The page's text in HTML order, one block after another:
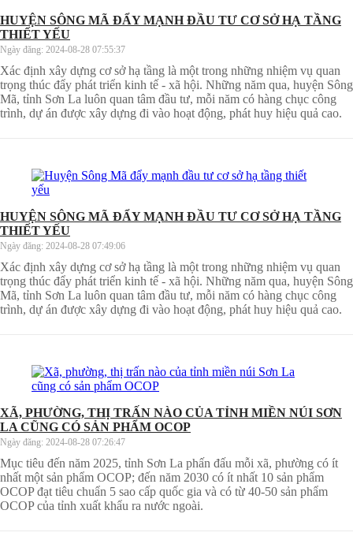
HUYỆN SÔNG MÃ ĐẨY MẠNH ĐẦU TƯ CƠ SỞ HẠ TẦNG
THIẾT YẾU
Ngày đăng: 2024-08-28 07:55:37
Xác định xây dựng cơ sở hạ tầng là một trong những nhiệm vụ quan
trọng thúc đẩy phát triển kinh tế - xã hội. Những năm qua, huyện Sông
Mã, tỉnh Sơn La luôn quan tâm đầu tư, mỗi năm có hàng chục công
trình, dự án được xây dựng đi vào hoạt động, phát huy hiệu quả cao.
HUYỆN SÔNG MÃ ĐẨY MẠNH ĐẦU TƯ CƠ SỞ HẠ TẦNG
THIẾT YẾU
Ngày đăng: 2024-08-28 07:49:06
Xác định xây dựng cơ sở hạ tầng là một trong những nhiệm vụ quan
trọng thúc đẩy phát triển kinh tế - xã hội. Những năm qua, huyện Sông
Mã, tỉnh Sơn La luôn quan tâm đầu tư, mỗi năm có hàng chục công
trình, dự án được xây dựng đi vào hoạt động, phát huy hiệu quả cao.
XÃ, PHƯỜNG, THỊ TRẤN NÀO CỦA TỈNH MIỀN NÚI SƠN
LA CŨNG CÓ SẢN PHẨM OCOP
Ngày đăng: 2024-08-28 07:26:47
Mục tiêu đến năm 2025, tỉnh Sơn La phấn đấu mỗi xã, phường có ít
nhất một sản phẩm OCOP; đến năm 2030 có ít nhất 10 sản phẩm
OCOP đạt tiêu chuẩn 5 sao cấp quốc gia và có từ 40-50 sản phẩm
OCOP của tỉnh xuất khẩu ra nước ngoài.